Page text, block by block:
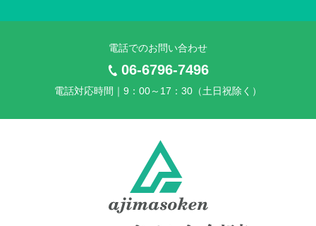
2024年 年末年始休業のお知らせ
2024年 夏季休業のお知らせ
2024年 ゴールデンウイーク休業のお知らせ
2024年 社員旅行に伴う臨時休業のお知らせ
電話でのお問い合わせ
06-6796-7496
電話対応時間｜9：00～17：30（土日祝除く）